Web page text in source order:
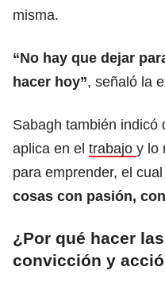
misma.
“No hay que dejar
hacer hoy”, señaló la
Sabagh también indicó
aplica en el trabajo y lo
para emprender, el
cosas con pasión,
¿Por qué hacer
convicción y